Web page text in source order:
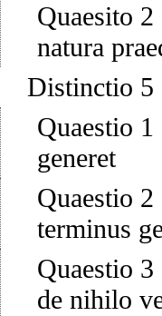
Quaesito 2
natura
Distinctio 5
Quaestio 1
generet
Quaestio 2
terminus
Quaestio 3
de nihilo